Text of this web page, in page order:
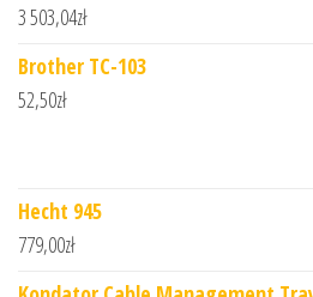
3 503,04zł
Brother TC-103
52,50zł
Hecht 945
779,00zł